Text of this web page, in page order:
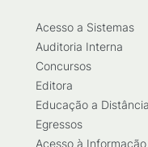
Acesso a Sistemas
Auditoria Interna
Concursos
Editora
Educação a
Egressos
Acesso à Informação